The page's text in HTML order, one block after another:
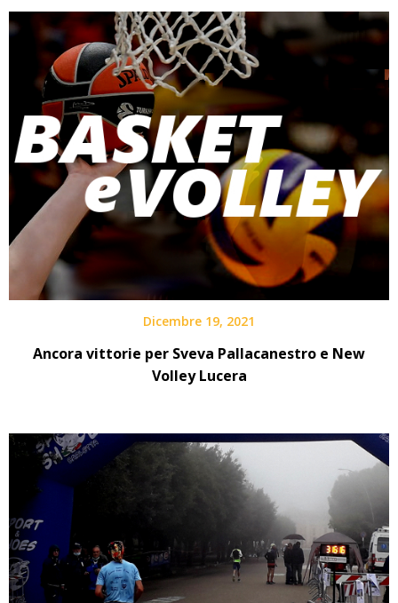
Dicembre 19, 2021
Ancora vittorie per Sveva Pallacanestro e New
Volley Lucera